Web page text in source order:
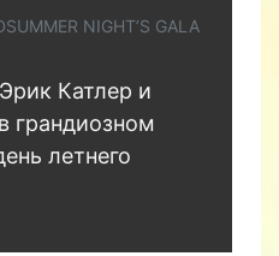
NIGHT’S GALA
Катлер и
грандиозном
летнего